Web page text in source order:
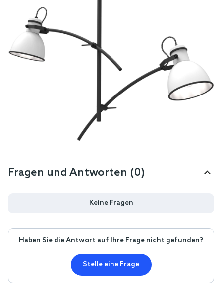
Fragen und Antworten (0)
Keine Fragen
Haben Sie die Antwort auf Ihre Frage nicht gefunden?
Stelle eine Frage